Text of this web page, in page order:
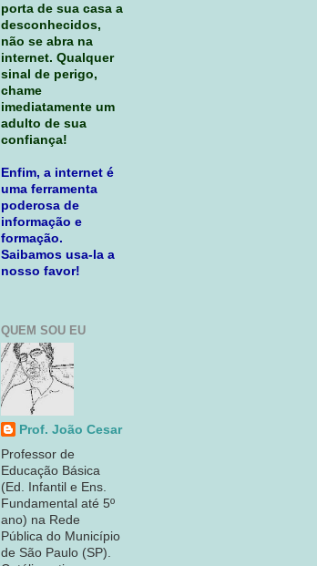
porta de sua casa a
desconhecidos,
não se abra na
internet. Qualquer
sinal de perigo,
chame
imediatamente um
adulto de sua
confiança!
Enfim, a internet é
uma ferramenta
poderosa de
informação e
formação.
Saibamos usa-la a
nosso favor!
QUEM SOU EU
Prof. João Cesar
Professor de
Educação Básica
(Ed. Infantil e Ens.
Fundamental até 5º
ano) na Rede
Pública do Município
de São Paulo (SP).